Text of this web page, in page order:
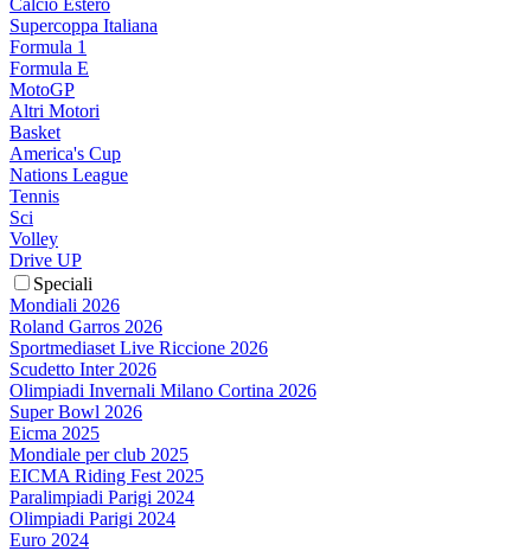
Supercoppa Italiana
Formula 1
Formula E
MotoGP
Altri Motori
Basket
America's Cup
Nations League
Tennis
Sci
Volley
Drive UP
Speciali
Mondiali 2026
Roland Garros 2026
Sportmediaset Live Riccione 2026
Scudetto Inter 2026
Olimpiadi Invernali Milano Cortina 2026
Super Bowl 2026
Eicma 2025
Mondiale per club 2025
EICMA Riding Fest 2025
Paralimpiadi Parigi 2024
Olimpiadi Parigi 2024
Euro 2024